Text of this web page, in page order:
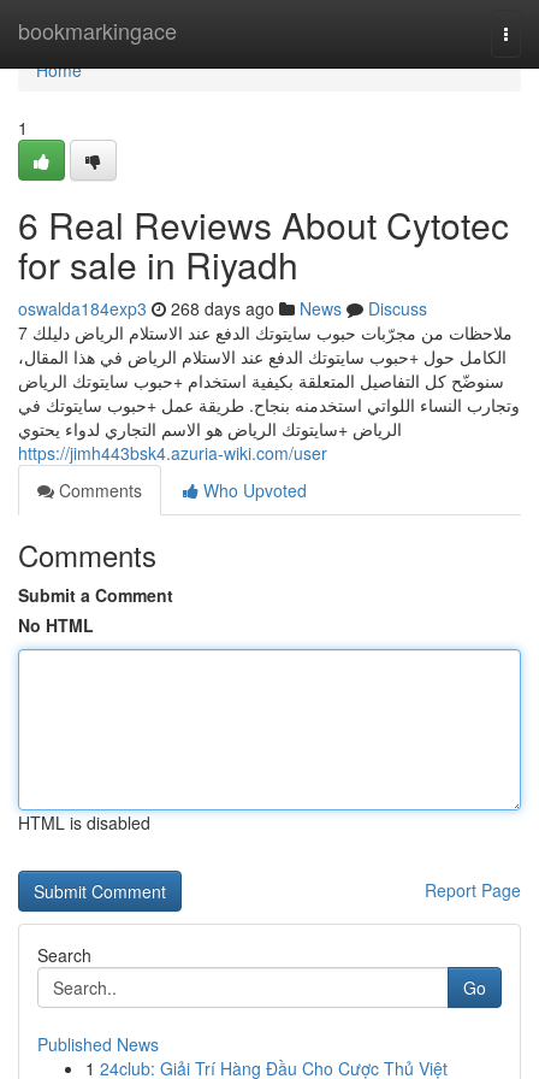
bookmarkingace
Home
Home
1
6 Real Reviews About Cytotec
for sale in Riyadh
oswalda184exp3 268 days ago News
Discuss
7 ملاحظات من مجرّبات حبوب سايتوتك الدفع عند الاستلام الرياض دليلك
الكامل حول +حبوب سايتوتك الدفع عند الاستلام الرياض في هذا المقال،
سنوضّح كل التفاصيل المتعلقة بكيفية استخدام +حبوب سايتوتك الرياض
وتجارب النساء اللواتي استخدمنه بنجاح. طريقة عمل +حبوب سايتوتك في
الرياض +سايتوتك الرياض هو الاسم التجاري لدواء يحتوي
https://jimh443bsk4.azuria-wiki.com/user
Comments
Who Upvoted
Comments
Submit a Comment
No HTML
HTML is disabled
Report Page
Search
Go
Published News
1 24club: Giải Trí Hàng Đầu Cho Cược Thủ Việt